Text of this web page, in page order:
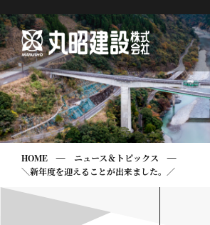
HOME
ニュース＆トピックス
＼新年度を迎えることが出来ました。／